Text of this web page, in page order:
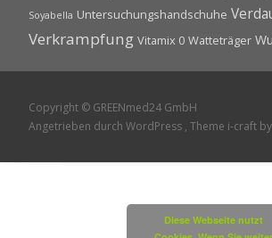
Soyabella Untersuchungshandschuhe
Verkrampfung Vitamix 0 Watteträger
Copyright © GREENmed24 GmbH
Angetrieben durch WordPress , Theme i-craft
Diese Webseite nutzt